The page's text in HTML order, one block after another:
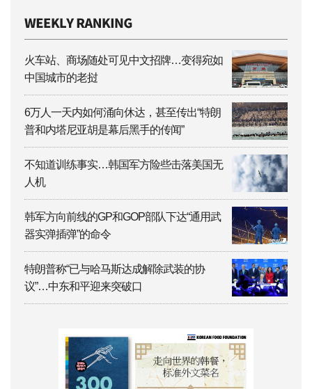
火车站、商场随处可见中文招牌…变得宛如
中国城市的老挝
6万人一天内如何涌向休达，甚至传出“特朗
普和内塔尼亚胡是幕后黑手的传闻”
不知道训练事实…韩国军方险些击落美国无
人机
韩军方向前线的GP和GOP部队下达“通用武
器实弹插弹”的命令
特朗普称“已与哈马斯达成解除武装的协
议”…中东和平迎来突破口